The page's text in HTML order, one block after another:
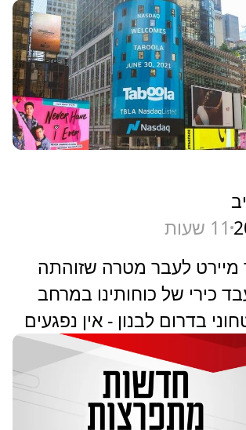
11 שעות
מיירט לעבר מטרה שזוהתה
כירי של כוחותינו במרחב
בדרום לבנון - אין נפגעים